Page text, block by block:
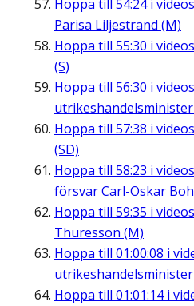
Hoppa till 54:24i
Parisa Liljestrand (M)
Hoppa till 55:30 i
(S)
Hoppa till 56:30 i
Hoppa till 57:38 i
(SD)
Hoppa till 58:23 i
försvar Carl-Oskar
Hoppa till 59:35 i
Thuresson (M)
Hoppa till 01:00:08 i
Hoppa till 01:01:14i